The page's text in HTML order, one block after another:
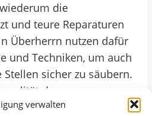
verwalten
die
und teure Reparaturen
Überherrn nutzen dafür
und Techniken, um auch
sicher zu säubern.
der
erhalten und die